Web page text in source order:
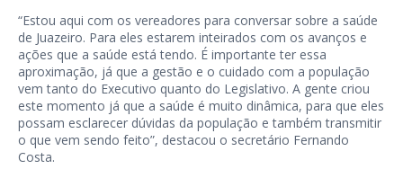
“Estou aqui com os vereadores para conversar sobre a saúde
de Juazeiro. Para eles estarem inteirados com os avanços e
ações que a saúde está tendo. É importante ter essa
aproximação, já que a gestão e o cuidado com a população
vem tanto do Executivo quanto do Legislativo. A gente criou
este momento já que a saúde é muito dinâmica, para que eles
possam esclarecer dúvidas da população e também transmitir
o que vem sendo feito”, destacou o secretário Fernando
Costa.